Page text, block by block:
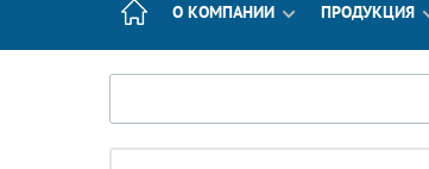
О КОМПАНИИ ПРОДУКЦИЯ